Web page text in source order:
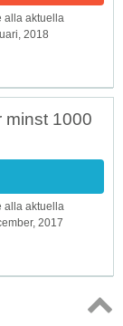
alla aktuella
2018
minst 1000
alla aktuella
2017